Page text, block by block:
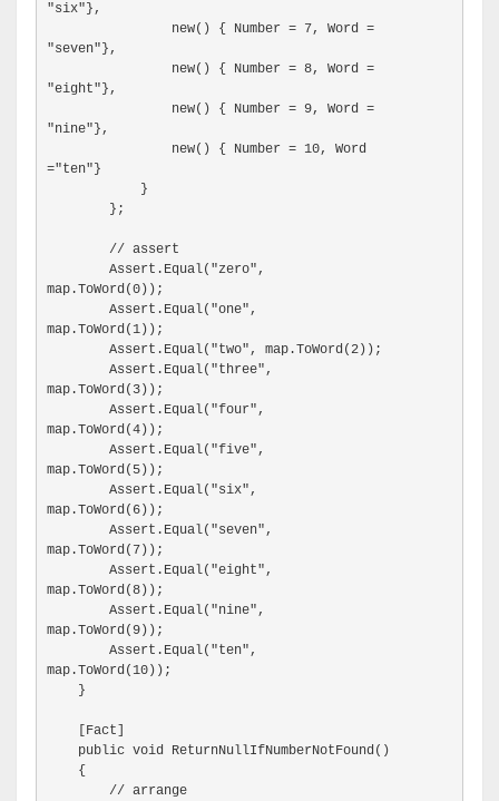
"six"},
new() { Number = 7, Word =
"seven"},
new() { Number = 8, Word =
"eight"},
new() { Number = 9, Word =
"nine"},
new() { Number = 10, Word
="ten"}
}
};
// assert
Assert.Equal("zero",
map.ToWord(0));
Assert.Equal("one",
map.ToWord(1));
Assert.Equal("two", map.ToWord(2));
Assert.Equal("three",
map.ToWord(3));
Assert.Equal("four",
map.ToWord(4));
Assert.Equal("five",
map.ToWord(5));
Assert.Equal("six",
map.ToWord(6));
Assert.Equal("seven",
map.ToWord(7));
Assert.Equal("eight",
map.ToWord(8));
Assert.Equal("nine",
map.ToWord(9));
Assert.Equal("ten",
map.ToWord(10));
}
[Fact]
public void ReturnNullIfNumberNotFound()
{
// arrange